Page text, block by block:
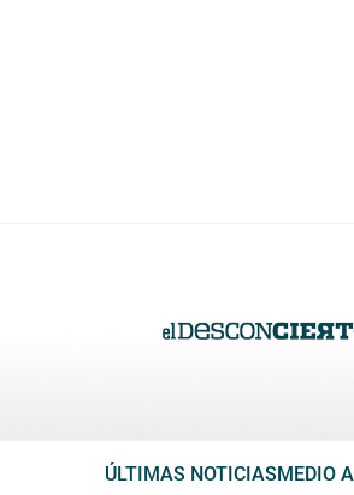
ÚLTIMAS NOTICIASMEDIO